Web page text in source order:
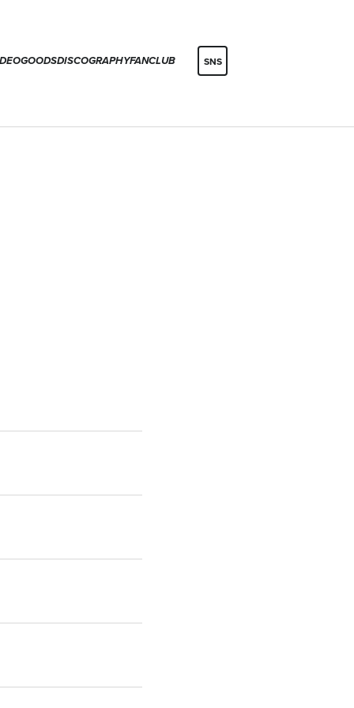
GOODSDISCOGRAPHYFANCLUB SNS